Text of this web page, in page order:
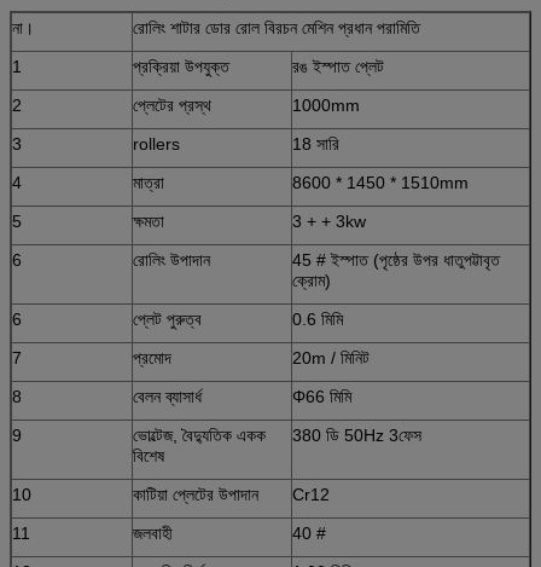
না।
রোলিং শাটার ডোর রোল বিরচন মেশিন প্রধান পরামিতি
1
প্রক্রিয়া উপযুক্ত
রঙ ইস্পাত প্লেট
2
প্লেটের প্রস্থ
1000mm
3
rollers
18 সারি
4
মাত্রা
8600 * 1450 * 1510mm
5
ক্ষমতা
3 + + 3kw
6
রোলিং উপাদান
45 # ইস্পাত (পৃষ্ঠের উপর ধাতুপট্টাবৃত
ক্রোম)
6
প্লেট পুরুত্ব
0.6 মিমি
7
প্রমোদ
20m / মিনিট
8
বেলন ব্যাসার্ধ
Φ66 মিমি
9
ভোল্টেজ, বৈদ্যুতিক একক
বিশেষ
380 ডি 50Hz 3ফেস
10 কাটিয়া প্লেটের উপাদান
Cr12
11
জলবাহী
40 #